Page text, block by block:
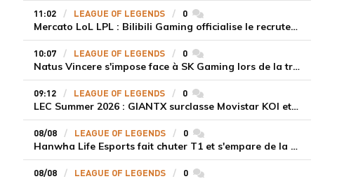
11:02 LEAGUE OF LEGENDS 0commentaires
Mercato LoL LPL : Bilibili Gaming officialise le recrutement de Flandre sur la toplane
10:07 LEAGUE OF LEGENDS 0commentaires
Natus Vincere s'impose face à SK Gaming lors de la troisième semaine du LEC Summer Split 2026
09:12 LEAGUE OF LEGENDS 0commentaires
LEC Summer 2026 : GIANTX surclasse Movistar KOI et se fait une place sur le podium
08/08 LEAGUE OF LEGENDS 0commentaires
Hanwha Life Esports fait chuter T1 et s'empare de la deuxième place du Legend Group
08/08 LEAGUE OF LEGENDS 0commentaires